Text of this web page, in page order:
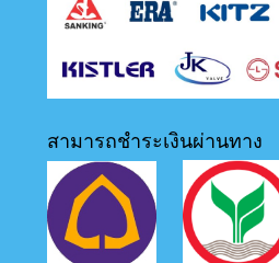
สามารถชำระเงินผ่านทาง